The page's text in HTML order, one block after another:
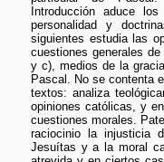
Introducción aduce
personalidad y
siguientes estudia las
cuestiones generales
y c), medios de la
Pascal. No se contenta
textos: analiza
opiniones católicas, y
cuestiones morales.
raciocinio la injusticia
Jesuítas y a la moral